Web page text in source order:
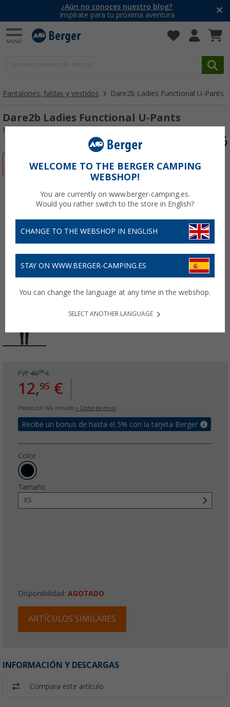
¿Aún no conoces nuestro blog?
Inspírate para tu próxima aventura
Pantalones, faldas y vestidos Dare2b Ladies Functional U-Pants
Dare2b Ladies Functional U-Pants
Nº de artículo 398847XS
-67%
PVP 40,00€
12,95 €
Precios con IVA incluido + Costes de envío
Recibe un bonus de hasta el 5% con la tarjeta Berger
Color
Tamaño
XS
Disponibilidad: AGOTADO
ARTÍCULOS SIMILARES
INFORMACIÓN Y DESCARGAS
Compara este artículo
WELCOME TO THE BERGER CAMPING
WEBSHOP!
You are currently on www.berger-camping.es.
Would you rather switch to the store in English?
CHANGE TO THE WEBSHOP IN ENGLISH
STAY ON WWW.BERGER-CAMPING.ES
You can change the language at any time in the webshop.
SELECT ANOTHER LANGUAGE